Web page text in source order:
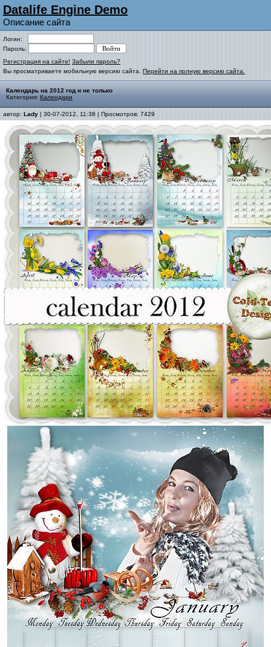
Datalife Engine Demo
Описание сайта
Логин:
Пароль:
Регистрация на сайте! Забыли пароль?
Вы просматриваете мобильную версию сайта. Перейти на полную версию сайта.
Календарь на 2012 год и не только
Категория: Календари
автор: Lady | 30-07-2012, 11:38 | Просмотров: 7429